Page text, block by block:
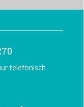
telefonisch